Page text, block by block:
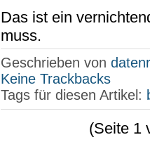
Das ist ein
muss.
Geschrieben von
Keine Trackbacks
Tags für diesen Artikel:
(Seite 1